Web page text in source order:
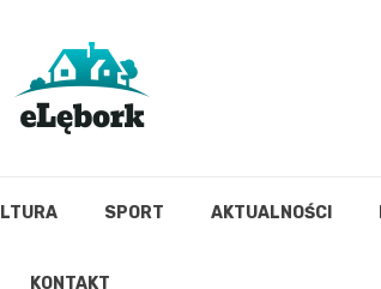
SPORT AKTUALNOŚCI
KONTAKT